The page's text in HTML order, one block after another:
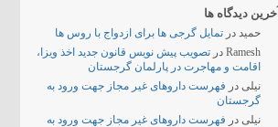
آخرین دیدگاه ها
حمید در تمایل گرجی ها برای ازدواج با روس ها
Ramesh در تصویب پیش نویس قانون جدید اخذ ویزا،
اقامت و مهاجرت در پارلمان گرجستان
نیلی در فهرست داروهای غیر مجاز جهت ورود به
گرجستان
نیلی در فهرست داروهای غیر مجاز جهت ورود به